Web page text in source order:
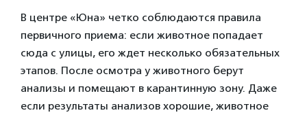
В центре «Юна» четко соблюдаются правила
первичного приема: если животное попадает
сюда с улицы, его ждет несколько обязательных
этапов. После осмотра у животного берут
анализы и помещают в карантинную зону. Даже
если результаты анализов хорошие, животное